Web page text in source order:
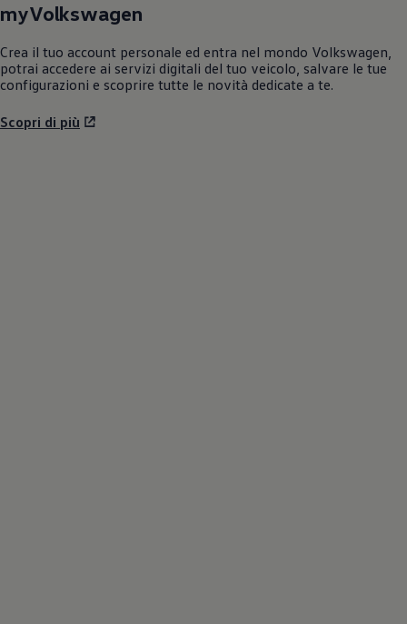
myVolkswagen
Crea il tuo account personale ed entra nel mondo Volkswagen
potrai accedere ai servizi digitali del tuo veicolo, salvare le tue
configurazioni e scoprire tutte le novità dedicate a te.
Scopri di più